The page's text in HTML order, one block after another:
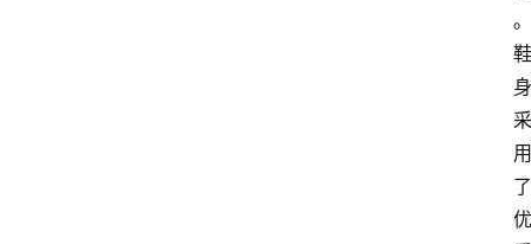
。
鞋
身
采
用
了
优